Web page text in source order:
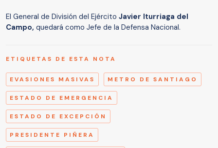
El General de División del Ejército Javier Iturriaga del
Campo, quedará como Jefe de la Defensa Nacional.
ETIQUETAS DE ESTA NOTA
EVASIONES MASIVAS METRO DE SANTIAGO
ESTADO DE EMERGENCIA
ESTADO DE EXCEPCIÓN
PRESIDENTE PIÑERA